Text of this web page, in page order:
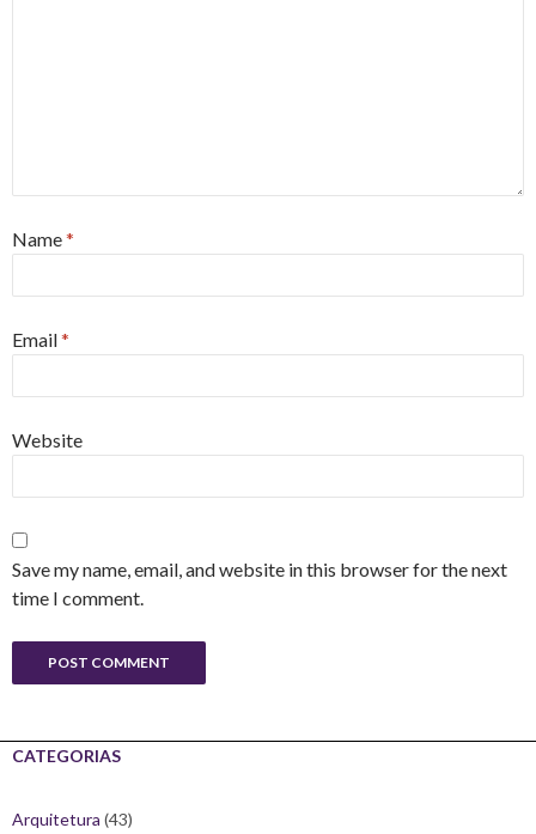
Name*
Email*
Website
Save my name, email, and website in this browser for the next
time I comment.
CATEGORIAS
Arquitetura (43)